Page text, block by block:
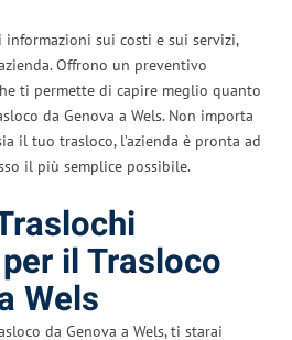
sui costi e sui servizi,
Offrono un preventivo
ti permette di capire meglio quanto
da Genova a Wels. Non importa
il tuo trasloco, l’azienda è pronta ad
il più semplice possibile.
il Trasloco
Wels
da Genova a Wels, ti starai